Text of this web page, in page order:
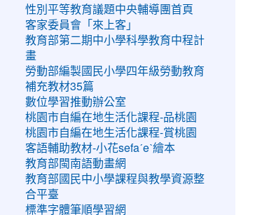
性別平等教育議題中央輔導團首頁
客家委員會「來上客」
教育部第二期中小學科學教育中程計
畫
勞動部編製國民小學四年級勞動教育
補充教材35篇
數位學習推動辦公室
桃園市自編在地生活化課程-品桃園
桃園市自編在地生活化課程-賞桃園
客語輔助教材-小花sefaˊeˋ繪本
教育部閩南語動畫網
教育部國民中小學課程與教學資源整
合平臺
標準字體筆順學習網